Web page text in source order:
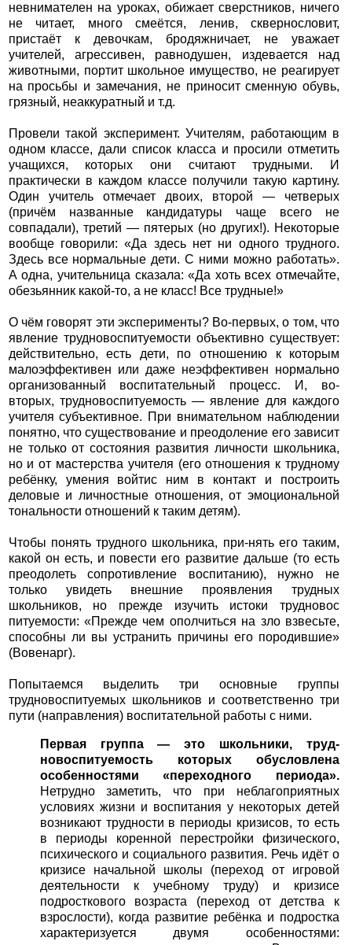
невнимателен на уроках, обижает сверстников, ничего
не читает, много смеётся, ленив, сквернословит,
пристаёт к девочкам, бродяжничает, не уважает
учителей, агрессивен, равнодушен, издевается над
животными, портит школьное имущество, не реагирует
на просьбы и замечания, не приносит сменную обувь,
грязный, неаккуратный и т.д.
Провели такой эксперимент. Учителям, работающим в
одном классе, дали список класса и просили отметить
учащихся, которых они считают трудными. И
практически в каждом классе получили такую картину.
Один учитель отмечает двоих, второй — четверых
(причём названные кандидатуры чаще всего не
совпадали), третий — пятерых (но других!). Некоторые
вообще говорили: «Да здесь нет ни одного трудного.
Здесь все нормальные дети. С ними можно работать».
А одна, учительница сказала: «Да хоть всех отмечайте,
обезьянник какой-то, а не класс! Все трудные!»
О чём говорят эти эксперименты? Во-первых, о том, что
явление трудновоспитуемости объективно существует:
действительно, есть дети, по отношению к которым
малоэффективен или даже неэффективен нормально
организованный воспитательный процесс. И, во-
вторых, трудновоспитуемость — явление для каждого
учителя субъективное. При внимательном наблюдении
понятно, что существование и преодоление его зависит
не только от состояния развития личности школьника,
но и от мастерства учителя (его отношения к трудному
ребёнку, умения войтис ним в контакт и построить
деловые и личностные отношения, от эмоциональной
тональности отношений к таким детям).
Чтобы понять трудного школьника, при-нять его таким,
какой он есть, и повести его развитие дальше (то есть
преодолеть сопротивление воспитанию), нужно не
только увидеть внешние проявления трудных
школьников, но прежде изучить истоки трудновос
питуемости: «Прежде чем ополчиться на зло взвесьте,
способны ли вы устранить причины его породившие»
(Вовенарг).
Попытаемся выделить три основные группы
трудновоспитуемых школьников и соответственно три
пути (направления) воспитательной работы с ними.
Первая группа — это школьники, труд-
новоспитуемость которых обусловлена
особенностями «переходного периода».
Нетрудно заметить, что при неблагоприятных
условиях жизни и воспитания у некоторых детей
возникают трудности в периоды кризисов, то есть
в периоды коренной перестройки физического,
психического и социального развития. Речь идёт о
кризисе начальной школы (переход от игровой
деятельности к учебному труду) и кризисе
подросткового возраста (переход от детства к
взрослости), когда развитие ребёнка и подростка
характеризуется двумя особенностями: